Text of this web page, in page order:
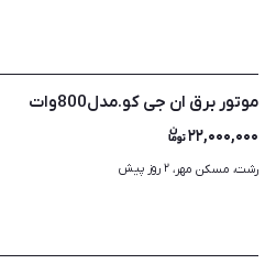
موتور برق ان جی کو.مدل800وات
۲۲,۰۰۰,۰۰۰
رشت، مسکن مهر، ۲ روز پیش